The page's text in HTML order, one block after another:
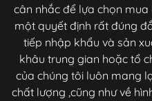
cân nhắc để lựa chọn
một quyết định rất đúng
tiếp nhập khẩu và sản
khâu trung gian hoặc tổ
của chúng tôi luôn mang
chất lượng ,cũng như về